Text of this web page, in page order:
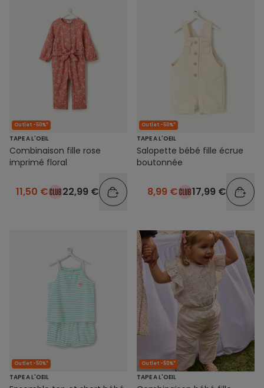
Outlet -50%*
TAPE A L'OEIL
Combinaison fille rose
imprimé floral
11,50 € 22,99 €
Outlet -50%*
TAPE A L'OEIL
Salopette bébé fille écrue
boutonnée
8,99 € 17,99 €
Outlet -50%*
TAPE A L'OEIL
Outlet -50%*
TAPE A L'OEIL